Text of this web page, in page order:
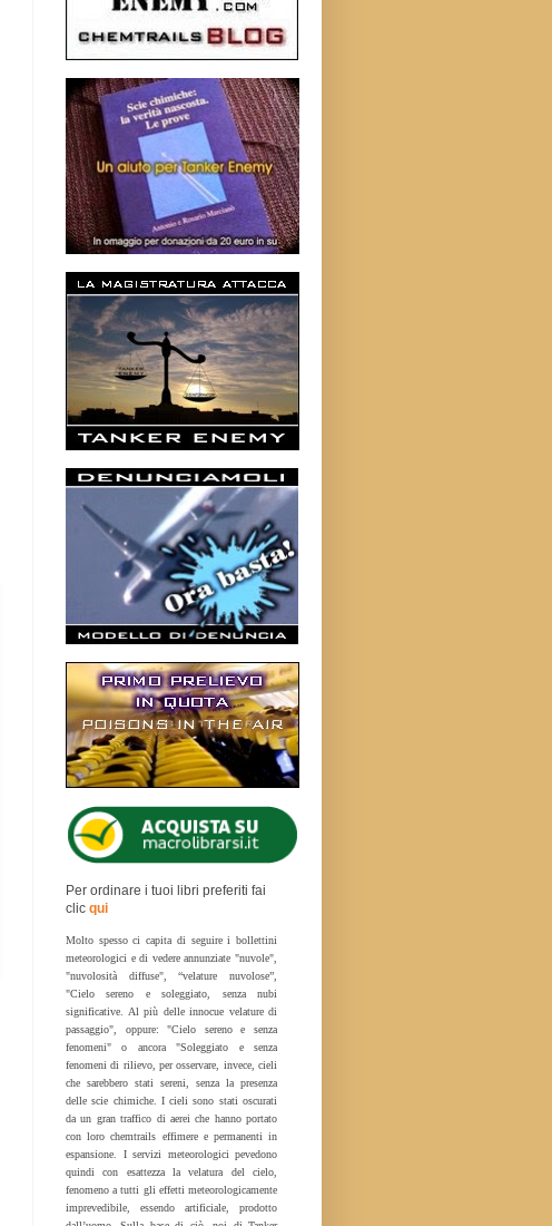
Per ordinare i tuoi libri preferiti fai
clic qui
Molto spesso ci capita di seguire i bollettini
meteorologici e di vedere annunziate "nuvole",
"nuvolosità diffuse", “velature nuvolose”,
"Cielo sereno e soleggiato, senza nubi
significative. Al più delle innocue velature di
passaggio", oppure: "Cielo sereno e senza
fenomeni" o ancora "Soleggiato e senza
fenomeni di rilievo, per osservare, invece, cieli
che sarebbero stati sereni, senza la presenza
delle scie chimiche. I cieli sono stati oscurati
da un gran traffico di aerei che hanno portato
con loro chemtrails effimere e permanenti in
espansione. I servizi meteorologici pevedono
quindi con esattezza la velatura del cielo,
fenomeno a tutti gli effetti meteorologicamente
imprevedibile, essendo artificiale, prodotto